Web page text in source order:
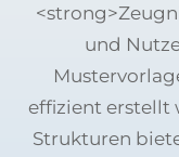
und
effizient erstellt
Strukturen